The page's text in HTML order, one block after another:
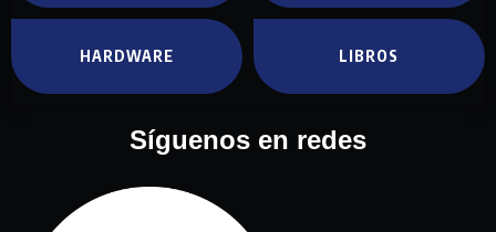
HARDWARE LIBROS
Síguenos en redes